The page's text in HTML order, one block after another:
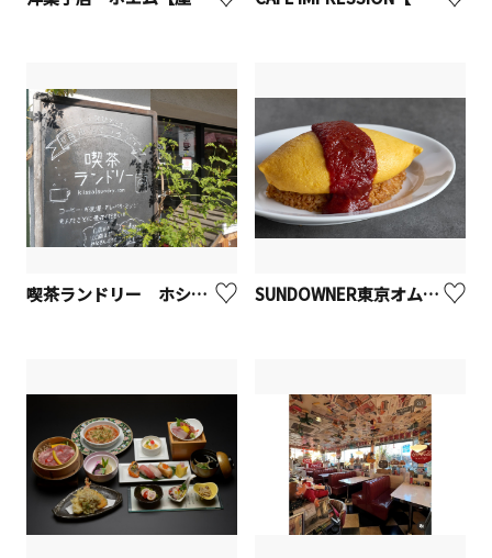
喫茶ランドリー ホシノタニ団地【座間市】 SUNDOWNER東京オムレツ